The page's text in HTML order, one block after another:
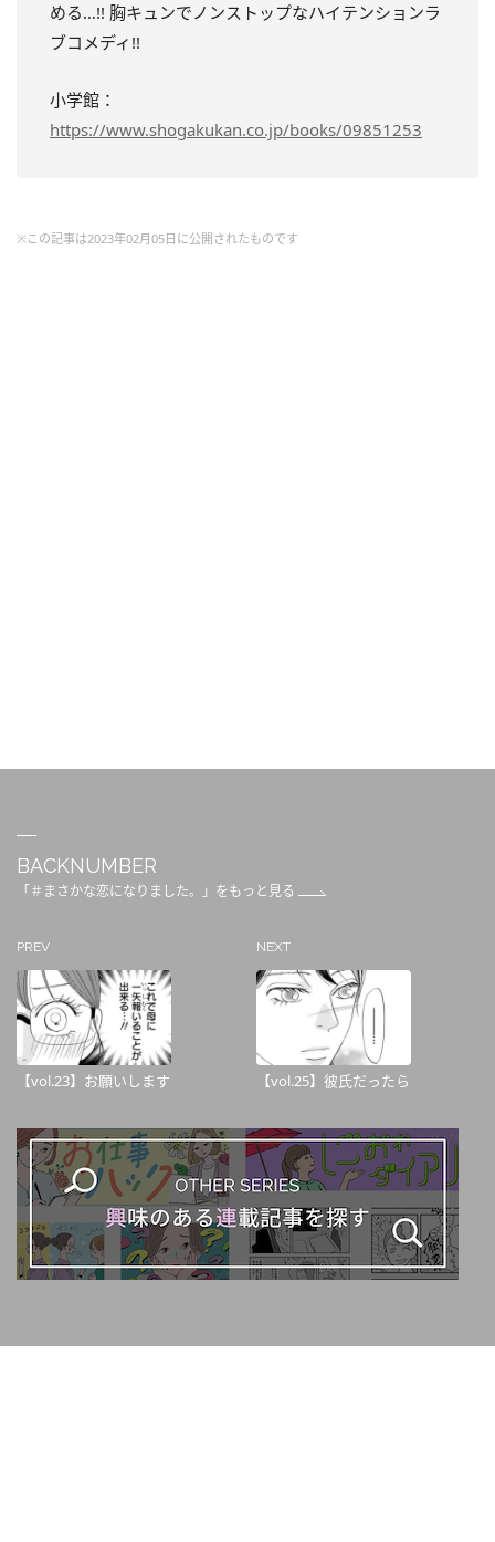
める…!! 胸キュンでノンストップなハイテンションラ
ブコメディ!!
小学館：
https://www.shogakukan.co.jp/books/09851253
※この記事は2023年02月05日に公開されたものです
BACKNUMBER
「＃まさかな恋になりました。」をもっと見る
PREV
【vol.23】お願いします
NEXT
【vol.25】彼氏だったら